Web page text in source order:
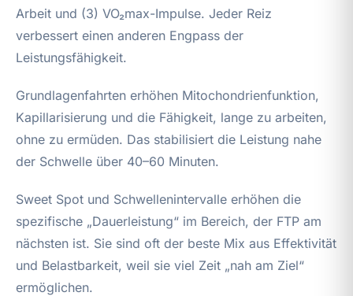
Arbeit und (3) VO₂max-Impulse. Jeder Reiz
verbessert einen anderen Engpass der
Leistungsfähigkeit.
Grundlagenfahrten erhöhen Mitochondrienfunktion,
Kapillarisierung und die Fähigkeit, lange zu arbeiten,
ohne zu ermüden. Das stabilisiert die Leistung nahe
der Schwelle über 40–60 Minuten.
Sweet Spot und Schwellenintervalle erhöhen die
spezifische „Dauerleistung“ im Bereich, der FTP am
nächsten ist. Sie sind oft der beste Mix aus Effektivität
und Belastbarkeit, weil sie viel Zeit „nah am Ziel“
ermöglichen.